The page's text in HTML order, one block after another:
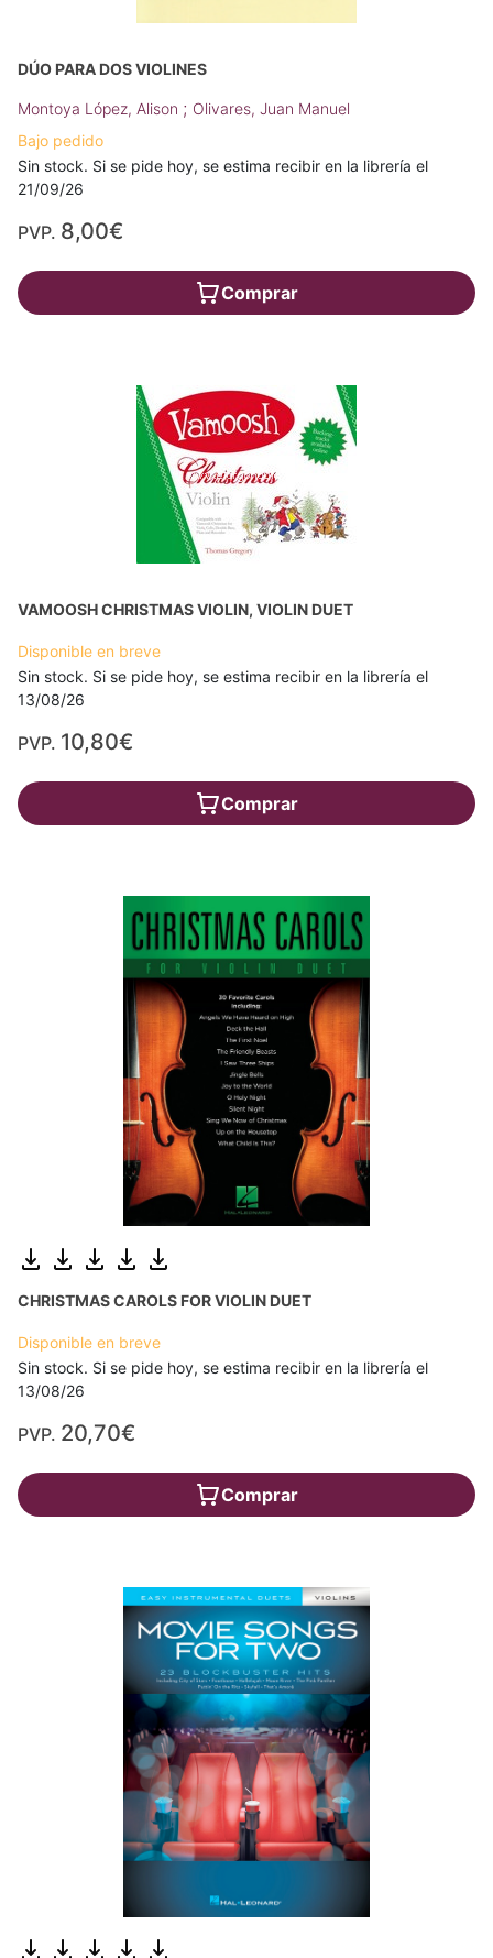
DÚO PARA DOS VIOLINES
Montoya López, Alison ; Olivares, Juan Manuel
Bajo pedido
Sin stock. Si se pide hoy, se estima recibir en la librería el
21/09/26
PVP. 8,00€
Comprar
VAMOOSH CHRISTMAS VIOLIN, VIOLIN DUET
Disponible en breve
Sin stock. Si se pide hoy, se estima recibir en la librería el
13/08/26
PVP. 10,80€
Comprar
CHRISTMAS CAROLS FOR VIOLIN DUET
Disponible en breve
Sin stock. Si se pide hoy, se estima recibir en la librería el
13/08/26
PVP. 20,70€
Comprar